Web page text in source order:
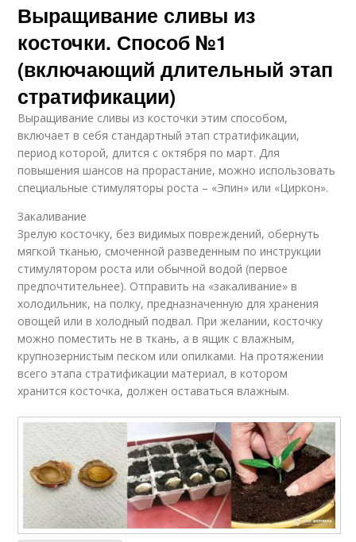
Выращивание сливы из
косточки. Способ №1
(включающий длительный этап
стратификации)
Выращивание сливы из косточки этим способом,
включает в себя стандартный этап стратификации,
период которой, длится с октября по март. Для
повышения шансов на прорастание, можно использовать
специальные стимуляторы роста – «Эпин» или «Циркон».
Закаливание
Зрелую косточку, без видимых повреждений, обернуть
мягкой тканью, смоченной разведенным по инструкции
стимулятором роста или обычной водой (первое
предпочтительнее). Отправить на «закаливание» в
холодильник, на полку, предназначенную для хранения
овощей или в холодный подвал. При желании, косточку
можно поместить не в ткань, а в ящик с влажным,
крупнозернистым песком или опилками. На протяжении
всего этапа стратификации материал, в котором
хранится косточка, должен оставаться влажным.